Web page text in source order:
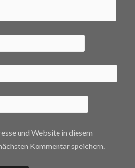
und Website in diesem
Kommentar speichern.